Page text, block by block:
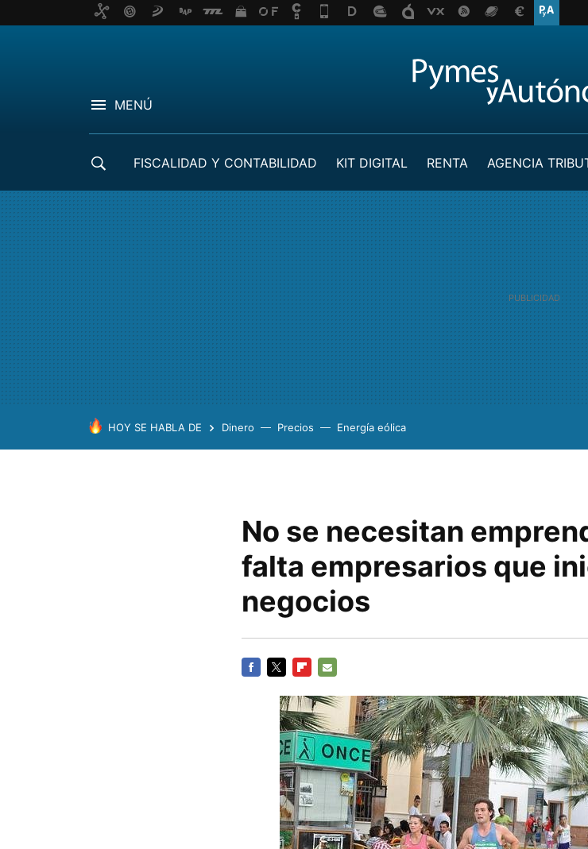
MENÚ
FISCALIDAD Y CONTABILIDAD KIT DIGITAL RENTA AGENCIA
HOY SE HABLA DE Dinero Precios Energía eólica
No se necesitan
falta empresarios que
negocios
MAIL